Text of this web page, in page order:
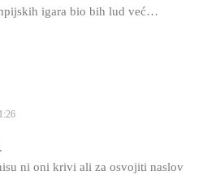
igara bio bih lud već…
ni oni krivi ali za osvojiti naslov